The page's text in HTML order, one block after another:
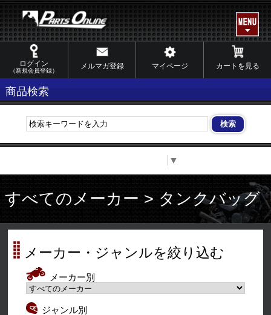
ログイン
（新規会員登録）
メルマガ登録 マイページ カートを見る
商品検索
▼
すべてのメーカー > タンクバッグ
メーカー・ジャンルを絞り込む
メーカー別
ジャンル別